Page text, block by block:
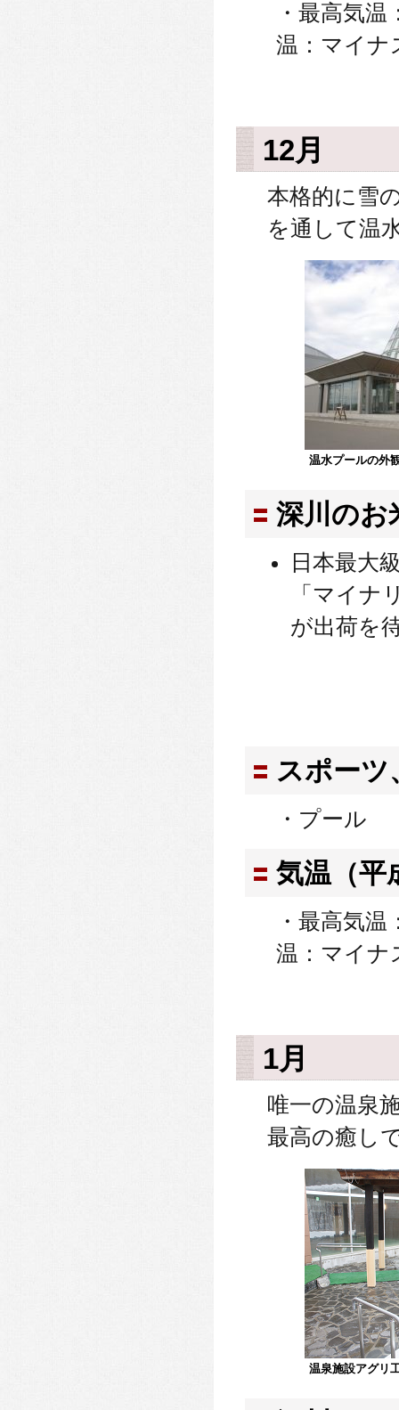
・最高気
温：マイ
12月
本格的に雪
を通して温
温水プールの外
深川のお
日本最大
「マイナ
が出荷を
スポーツ
・プール
気温（平
・最高気
温：マイ
1月
唯一の温泉
最高の癒し
温泉施設アグリ